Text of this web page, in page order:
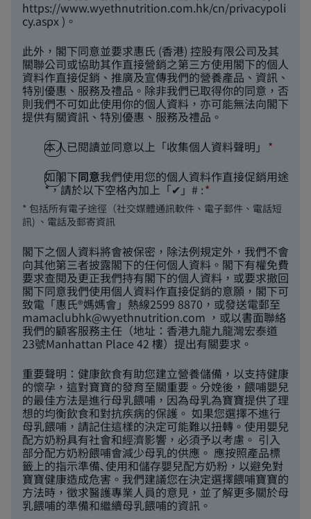
https://www.wyethnutrition.com.hk/cn/privacypoli
cy.aspx )。
此外，閣下同意並要求惠氏 (香港) 控股有限公司及其
關聯公司或協助其作直接營銷之第三方使用閣下的個人
資料作直接促銷、推廣及宣傳我們的營養產品、資訊、
特別優惠、服務及禮品。除非我們已取得你的同意，否
則我們不可如此使用你的個人資料，亦可能無法向閣下
提供有關資訊、特別優惠、服務及禮品。
本人已閱讀並同意以上「收集個人資料聲明」
如閣下同意我們使用您的個人資料作直接促銷用途
*，請於以下空格內加上「✔」# :
* 包括所有電子途徑（社交媒體通訊軟件、電子郵件、電話短
訊) 、電話及郵寄資訊
閣下之個人資料將會被保密，除法例規定外，我們不會
向其他第三者披露閣下的任何個人資料。閣下有權免費
要求查閱及更正我們持有閣下的個人資料，或要求撤回
閣下同意我們使用個人資料作直接促銷的意願，閣下可
致電「惠氏®媽媽會」熱線2599 8870，或發送電郵至
mamaclubhk@wyethnutrition.com ，或以書面聯絡
我們的顧客服務主任（地址：香港九龍九龍灣宏泰道
23號Manhattan Place 42 樓）提出有關要求。
重要聲明：健康飲食有助您建立營養儲備，以支持健康
的懷孕，這對寶寶的發育至關重要。分娩後，餵哺嬰兒
的最佳方法是進行母乳餵哺，因為母乳為寶寶提供了理
想的均衡飲食和對抗疾病的保護。 如果您選擇不進行
母乳餵哺，請記住這樣的決定可能難以扭轉。使用嬰兒
配方奶粉具有社會和經濟影響，必須予以考慮。 引入
部分配方奶粉餵哺會減少母乳的供應。 應按照產品標
籤上的指示準備､使用和儲存嬰兒配方奶粉，以避免對
寶寶健康造成危害。我們建議您在決定選擇餵哺寶寶的
方法時，徵求醫護專業人員的意見，並了解更多關於母
乳餵哺的準備和繼續母乳餵哺的資訊。